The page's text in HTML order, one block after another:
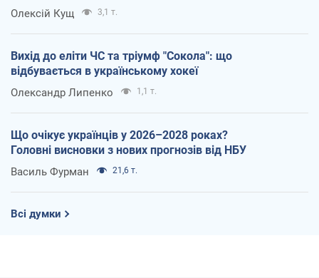
Олексій Кущ 3,1 т.
Вихід до еліти ЧС та тріумф "Сокола": що
відбувається в українському хокеї
Олександр Липенко 1,1 т.
Що очікує українців у 2026–2028 роках?
Головні висновки з нових прогнозів від НБУ
Василь Фурман 21,6 т.
Всі думки